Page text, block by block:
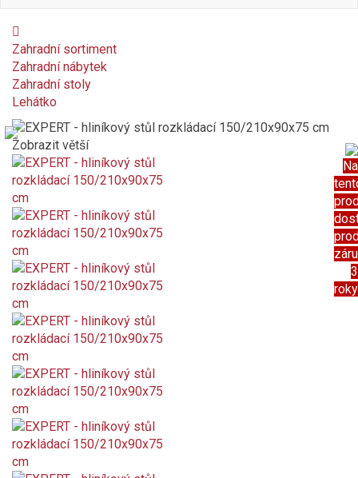
Zahradní sortiment
Zahradní nábytek
Zahradní stoly
Lehátko
Na
3
roky
Zobrazit větší